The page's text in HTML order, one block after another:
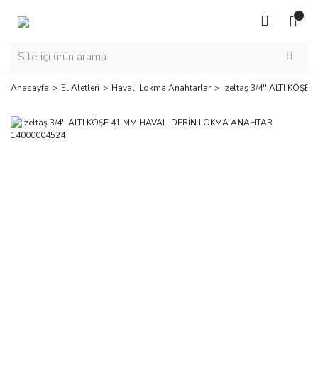
Anasayfa El Aletleri Havalı Lokma Anahtarlar İzeltaş 3/4'' ALTI KÖŞE